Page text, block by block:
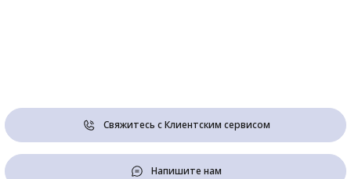
Свяжитесь с Клиентским сервисом
Напишите нам